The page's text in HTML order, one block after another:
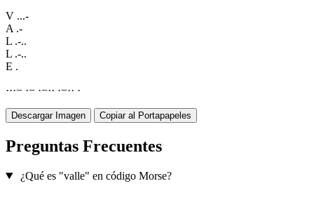
V ...-
A .-
L .-..
L .-..
E .
···− ·− ·−·· ·−·· ·
Descargar Imagen Copiar al Portapapeles
Preguntas Frecuentes
¿Qué es "valle" en código Morse?